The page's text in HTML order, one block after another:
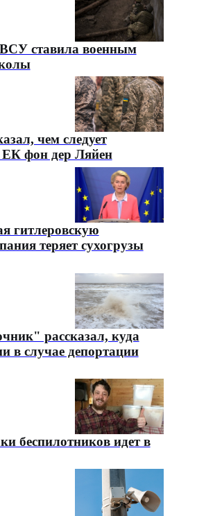
ставила военным
чем следует
ЕК фон дер Ляйен
гитлеровскую
теряет сухогрузы
рассказал, куда
в случае депортации
беспилотников идет в